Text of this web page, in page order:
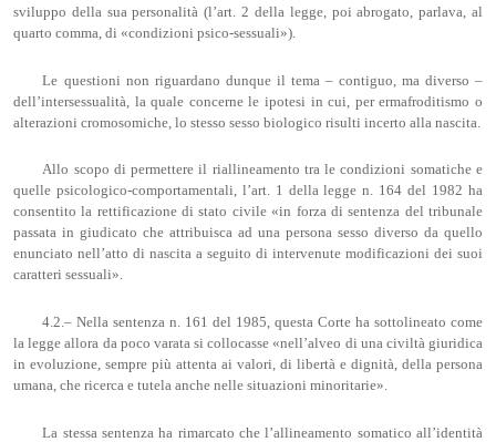
sviluppo della sua personalità (l’art. 2 della legge, poi abrogato, parlava, al
quarto comma, di «condizioni psico-sessuali»).
Le questioni non riguardano dunque il tema – contiguo, ma diverso –
dell’intersessualità, la quale concerne le ipotesi in cui, per ermafroditismo o
alterazioni cromosomiche, lo stesso sesso biologico risulti incerto alla nascita.
Allo scopo di permettere il riallineamento tra le condizioni somatiche e
quelle psicologico-comportamentali, l’art. 1 della legge n. 164 del 1982 ha
consentito la rettificazione di stato civile «in forza di sentenza del tribunale
passata in giudicato che attribuisca ad una persona sesso diverso da quello
enunciato nell’atto di nascita a seguito di intervenute modificazioni dei suoi
caratteri sessuali».
4.2.– Nella sentenza n. 161 del 1985, questa Corte ha sottolineato come
la legge allora da poco varata si collocasse «nell’alveo di una civiltà giuridica
in evoluzione, sempre più attenta ai valori, di libertà e dignità, della persona
umana, che ricerca e tutela anche nelle situazioni minoritarie».
La stessa sentenza ha rimarcato che l’allineamento somatico all’identità